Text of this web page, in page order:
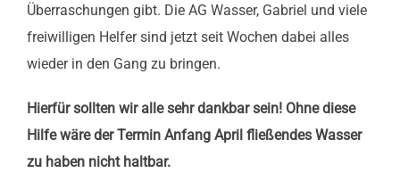
Überraschungen gibt. Die AG Wasser, Gabriel und viele
freiwilligen Helfer sind jetzt seit Wochen dabei alles
wieder in den Gang zu bringen.
Hierfür sollten wir alle sehr dankbar sein! Ohne diese
Hilfe wäre der Termin Anfang April fließendes Wasser
zu haben nicht haltbar.